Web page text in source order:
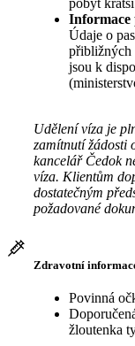
pobyt
Informace
Údaje o
přibližných
jsou k
Udělení víza je
zamítnutí žádosti
kancelář Čedok
víza. Klientům
dostatečným
požadované
Zdravotní
Povinná
žloutenka